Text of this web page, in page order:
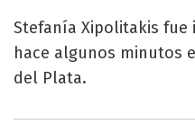
Stefanía Xipolitakis fue
hace algunos minutos
del Plata.